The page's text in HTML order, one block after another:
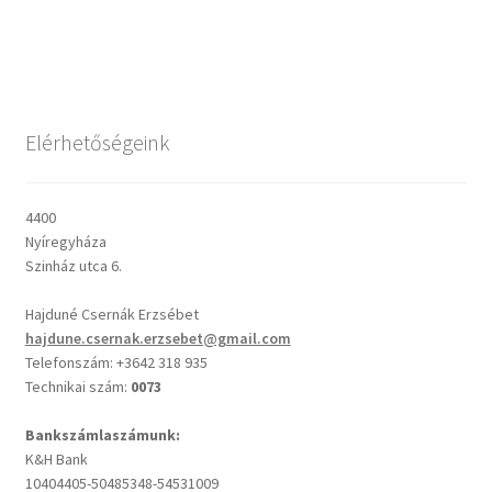
Oswald Chambers: Krisztus mindenek felett
Alkalmaink
Elérhetőségek
Elérhetőségeink
4400
Nyíregyháza
Szinház utca 6.
Hajduné Csernák Erzsébet
hajdune.csernak.erzsebet@gmail.com
Telefonszám: +3642 318 935
Technikai szám: 0073
Bankszámlaszámunk:
K&H Bank
10404405-50485348-54531009